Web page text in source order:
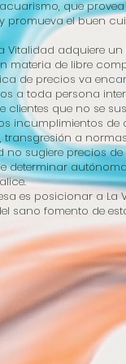
que
promueva el buen
Vitalidad adquiere
materia de libre
de precios va
a toda persona
clientes que no se
incumplimientos de
a
no sugiere precios
determinar
es posicionar a La
sano fomento de